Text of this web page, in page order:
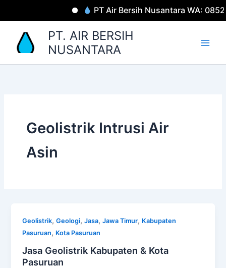
PT Air Bersih Nusantara WA:
PT. AIR BERSIH
NUSANTARA
Geolistrik Intrusi Air
Asin
Geolistrik,Geologi,Jasa,Jawa Timur, Kabupaten
Pasuruan, Kota Pasuruan
Jasa Geolistrik Kabupaten & Kota
Pasuruan